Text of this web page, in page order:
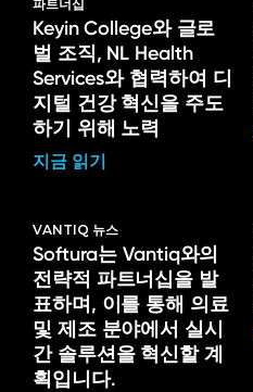
파트너십
Keyin College와 글로
벌 조직, NL Health
Services와 협력하여 디
지털 건강 혁신을 주도
하기 위해 노력
지금 읽기
VANTIQ 뉴스
Softura는 Vantiq와의
전략적 파트너십을 발
표하며, 이를 통해 의료
및 제조 분야에서 실시
간 솔루션을 혁신할 계
획입니다.